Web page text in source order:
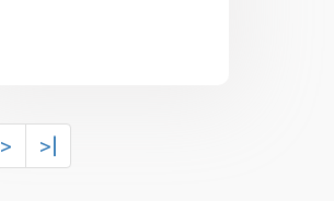
> >|